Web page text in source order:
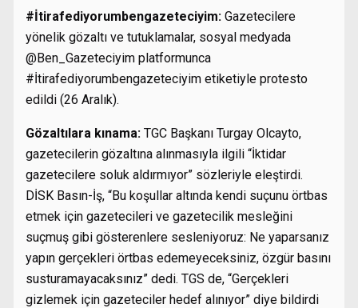
#İtirafediyorumbengazeteciyim: Gazetecilere
yönelik gözaltı ve tutuklamalar, sosyal medyada
@Ben_Gazeteciyim platformunca
#İtirafediyorumbengazeteciyim etiketiyle protesto
edildi (26 Aralık).
Gözaltılara kınama: TGC Başkanı Turgay Olcayto,
gazetecilerin gözaltına alınmasıyla ilgili “İktidar
gazetecilere soluk aldırmıyor” sözleriyle eleştirdi.
DİSK Basın-İş, “Bu koşullar altında kendi suçunu örtbas
etmek için gazetecileri ve gazetecilik mesleğini
suçmuş gibi gösterenlere sesleniyoruz: Ne yaparsanız
yapın gerçekleri örtbas edemeyeceksiniz, özgür basını
susturamayacaksınız” dedi. TGS de, “Gerçekleri
gizlemek için gazeteciler hedef alınıyor” diye bildirdi